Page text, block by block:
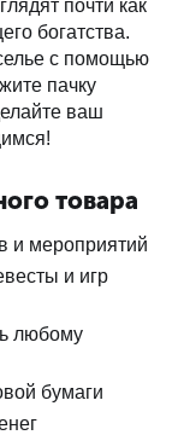
почти как
богатства.
с помощью
пачку
ваш
товара
и мероприятий
и игр
любому
бумаги